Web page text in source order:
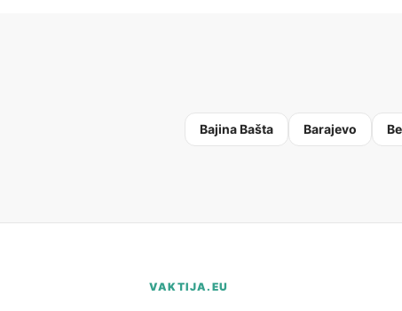
Bajina Bašta Barajevo
VAKTIJA.EU